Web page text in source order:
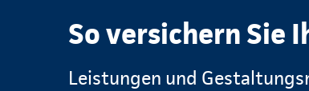
So versichern Sie
Leistungen und